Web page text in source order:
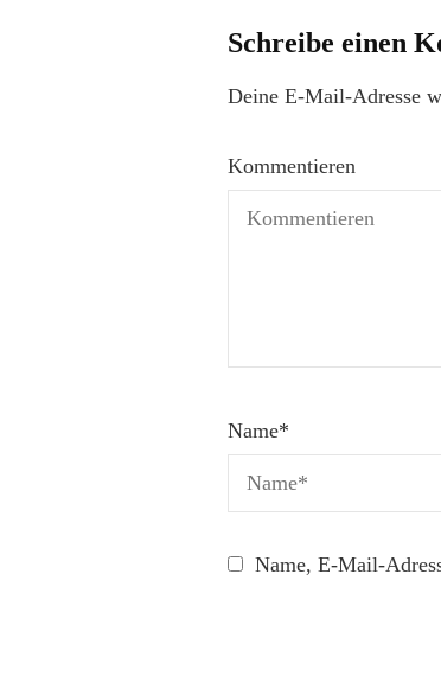
Schreibe einen
Deine E-Mail-Adresse
Kommentieren
Name*
Name, E-Mail-